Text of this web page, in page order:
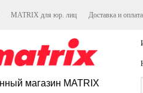
MATRIX для юр. лиц Доставка и оплата
магазин MATRIX